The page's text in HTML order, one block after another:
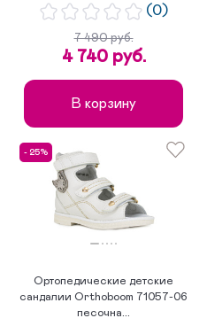
(0)
7 490 руб.
4 740 руб.
В корзину
- 25%
Ортопедические детские
сандалии Orthoboom 71057-06
песочна...